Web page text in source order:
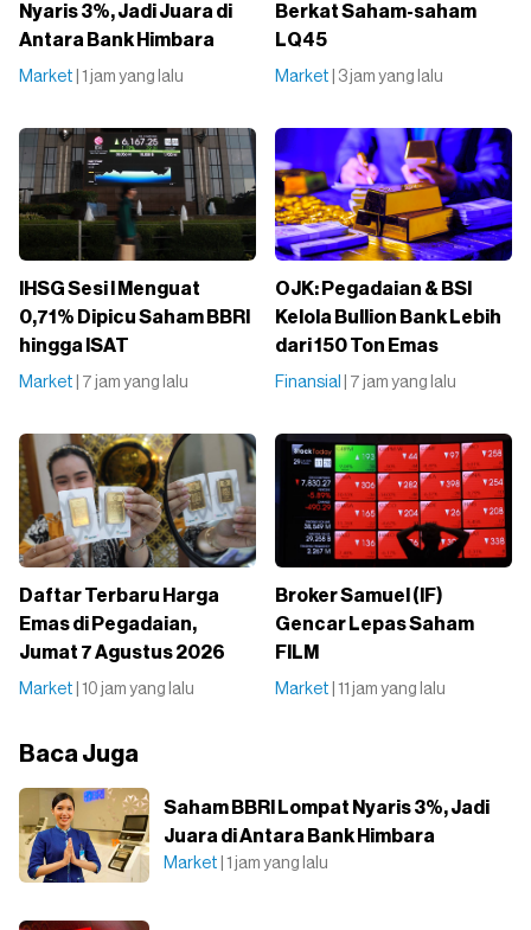
Nyaris 3%, Jadi Juara di
Antara Bank Himbara
Market | 1 jam yang lalu
Berkat Saham-saham
LQ45
Market | 3 jam yang lalu
IHSG Sesi I Menguat
0,71% Dipicu Saham BBRI
hingga ISAT
Market | 7 jam yang lalu
OJK: Pegadaian & BSI
Kelola Bullion Bank Lebih
dari 150 Ton Emas
Finansial | 7 jam yang lalu
Daftar Terbaru Harga
Emas di Pegadaian,
Jumat 7 Agustus 2026
Market | 10 jam yang lalu
Broker Samuel (IF)
Gencar Lepas Saham
FILM
Market | 11 jam yang lalu
Baca Juga
Saham BBRI Lompat Nyaris 3%, Jadi
Juara di Antara Bank Himbara
Market | 1 jam yang lalu